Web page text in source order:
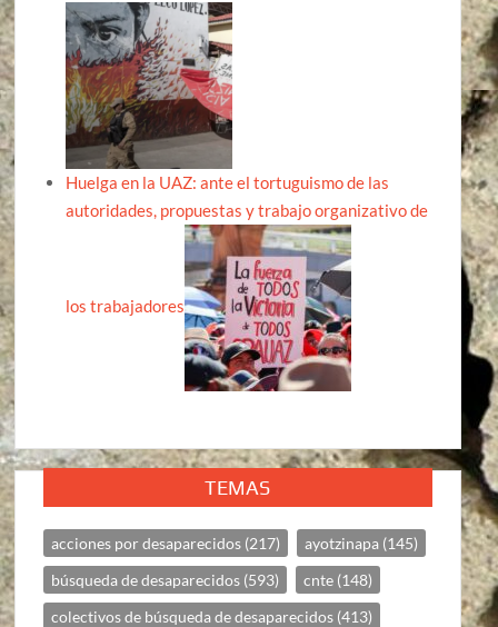
Huelga en la UAZ: ante el tortuguismo de las
autoridades, propuestas y trabajo organizativo de
los trabajadores
TEMAS
acciones por desaparecidos (217) ayotzinapa (145)
búsqueda de desaparecidos (593) cnte (148)
colectivos de búsqueda de desaparecidos (413)